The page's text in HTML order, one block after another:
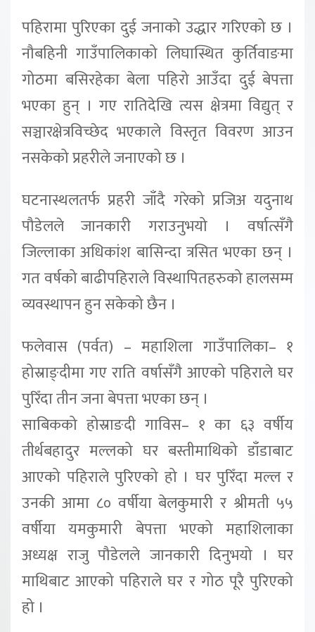
पहिरामा पुरिएका दुई जनाको उद्धार गरिएको छ ।
नौबहिनी गाउँपालिकाको लिघास्थित कुर्तिवाङमा
गोठमा बसिरहेका बेला पहिरो आउँदा दुई बेपत्ता
भएका हुन् । गए रातिदेखि त्यस क्षेत्रमा विद्युत् र
सञ्चारक्षेत्रविच्छेद भएकाले विस्तृत विवरण आउन
नसकेको प्रहरीले जनाएको छ ।
घटनास्थलतर्फ प्रहरी जाँदै गरेको प्रजिअ यदुनाथ
पौडेलले जानकारी गराउनुभयो । वर्षात्सँगै
जिल्लाका अधिकांश बासिन्दा त्रसित भएका छन् ।
गत वर्षको बाढीपहिराले विस्थापितहरुको हालसम्म
व्यवस्थापन हुन सकेको छैन ।
फलेवास (पर्वत) – महाशिला गाउँपालिका– १
होस्राङ्दीमा गए राति वर्षासँगै आएको पहिराले घर
पुरिँदा तीन जना बेपत्ता भएका छन् ।
साबिकको होस्राङदी गाविस– १ का ६३ वर्षीय
तीर्थबहादुर मल्लको घर बस्तीमाथिको डाँडाबाट
आएको पहिराले पुरिएको हो । घर पुरिँदा मल्ल र
उनकी आमा ८० वर्षीया बेलकुमारी र श्रीमती ५५
वर्षीया यमकुमारी बेपत्ता भएको महाशिलाका
अध्यक्ष राजु पौडेलले जानकारी दिनुभयो । घर
माथिबाट आएको पहिराले घर र गोठ पूरै पुरिएको
हो ।